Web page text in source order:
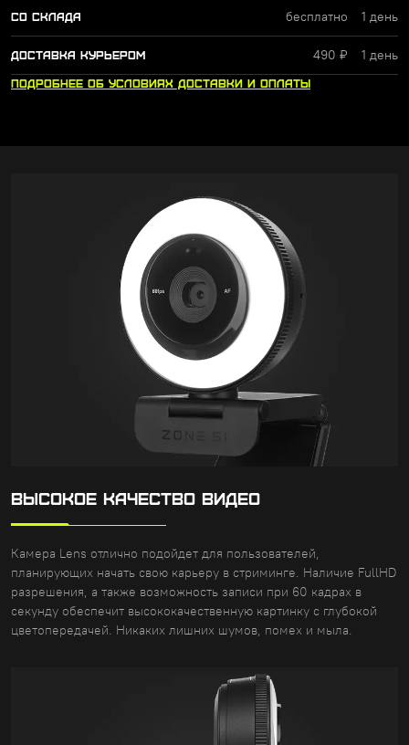
СО СКЛАДА бесплатно 1 день
ДОСТАВКА КУРЬЕРОМ 490 ₽ 1 день
ПОДРОБНЕЕ ОБ УСЛОВИЯХ ДОСТАВКИ И ОПЛАТЫ
ВЫСОКОЕ КАЧЕСТВО ВИДЕО
Камера Lens отлично подойдет для пользователей,
планирующих начать свою карьеру в стриминге. Наличие FullHD
разрешения, а также возможность записи при 60 кадрах в
секунду обеспечит высококачественную картинку с глубокой
цветопередачей. Никаких лишних шумов, помех и мыла.